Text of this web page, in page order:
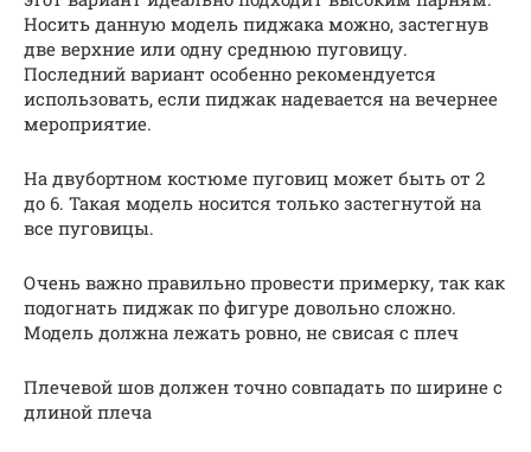
Носить данную модель пиджака можно, застегнув
две верхние или одну среднюю пуговицу.
Последний вариант особенно рекомендуется
использовать, если пиджак надевается на вечернее
мероприятие.
На двубортном костюме пуговиц может быть от 2
до 6. Такая модель носится только застегнутой на
все пуговицы.
Очень важно правильно провести примерку, так как
подогнать пиджак по фигуре довольно сложно.
Модель должна лежать ровно, не свисая с плеч
Плечевой шов должен точно совпадать по ширине с
длиной плеча